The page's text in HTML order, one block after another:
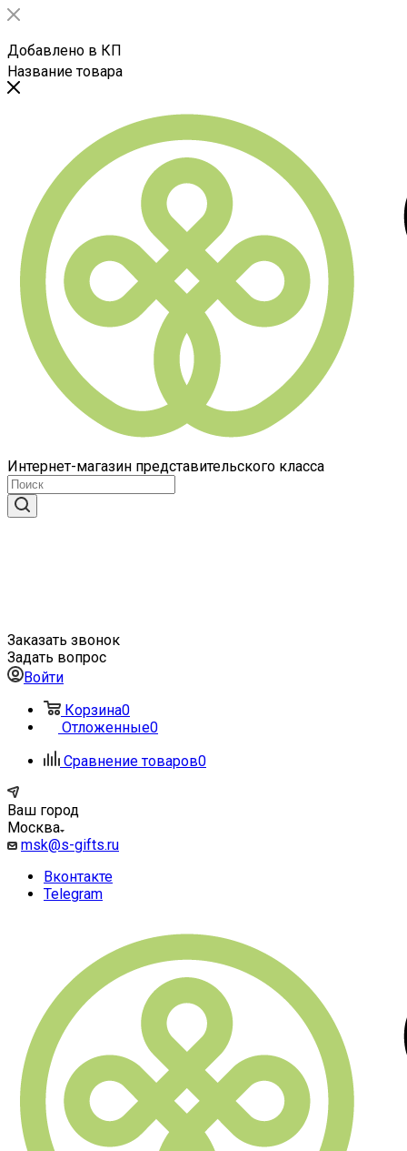
Добавлено в КП
Название товара
Интернет-магазин представительского класса
Заказать звонок
Задать вопрос
Войти
Корзина0
Отложенные0
Сравнение товаров0
Ваш город
Москва
msk@s-gifts.ru
Вконтакте
Telegram